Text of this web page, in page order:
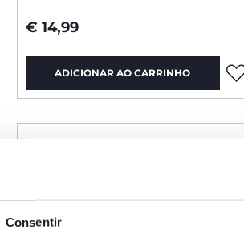
Consentir
€ 14,99
ADICIONAR AO CARRINHO